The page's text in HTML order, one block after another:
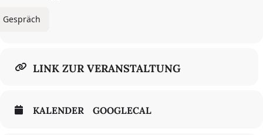
Begrüßung: Jeanine Meerapfel
€ 6/4
Gespräch
LINK ZUR VERANSTALTUNG
KALENDER GOOGLECAL